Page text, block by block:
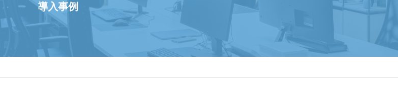
導入事例